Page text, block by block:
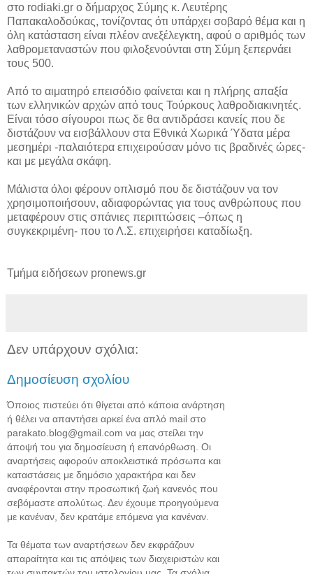
στο rodiaki.gr ο δήμαρχος Σύμης κ. Λευτέρης
Παπακαλοδούκας, τονίζοντας ότι υπάρχει σοβαρό θέμα και η
όλη κατάσταση είναι πλέον ανεξέλεγκτη, αφού ο αριθμός των
λαθρομεταναστών που φιλοξενούνται στη Σύμη ξεπερνάει
τους 500.
Από το αιματηρό επεισόδιο φαίνεται και η πλήρης απαξία
των ελληνικών αρχών από τους Τούρκους λαθροδιακινητές.
Είναι τόσο σίγουροι πως δε θα αντιδράσει κανείς που δε
διστάζουν να εισβάλλουν στα Εθνικά Χωρικά Ύδατα μέρα
μεσημέρι -παλαιότερα επιχειρούσαν μόνο τις βραδινές ώρες-
και με μεγάλα σκάφη.
Μάλιστα όλοι φέρουν οπλισμό που δε διστάζουν να τον
χρησιμοποιήσουν, αδιαφορώντας για τους ανθρώπους που
μεταφέρουν στις σπάνιες περιπτώσεις –όπως η
συγκεκριμένη- που το Λ.Σ. επιχειρήσει καταδίωξη.
Τμήμα ειδήσεων pronews.gr
Δεν υπάρχουν σχόλια:
Δημοσίευση σχολίου
Όποιος πιστεύει ότι θίγεται από κάποια ανάρτηση
ή θέλει να απαντήσει αρκεί ένα απλό mail στο
parakato.blog@gmail.com να μας στείλει την
άποψή του για δημοσίευση ή επανόρθωση. Οι
αναρτήσεις αφορούν αποκλειστικά πρόσωπα και
καταστάσεις με δημόσιο χαρακτήρα και δεν
αναφέρονται στην προσωπική ζωή κανενός που
σεβόμαστε απολύτως. Δεν έχουμε προηγούμενα
με κανέναν, δεν κρατάμε επόμενα για κανέναν.
Τα θέματα των αναρτήσεων δεν εκφράζουν
απαραίτητα και τις απόψεις των διαχειριστών και